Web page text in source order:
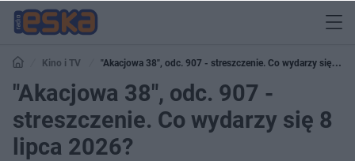
Kino i TV
"Akacjowa 38", odc. 907 - streszczenie. Co wydarzy się 8
lipca 2026?
"Akacjowa 38", odc. 907 -
streszczenie. Co wydarzy się 8
lipca 2026?